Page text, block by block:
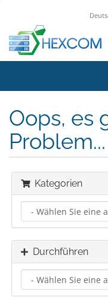
Oops, es
Problem...
Kategorien
Durchführen